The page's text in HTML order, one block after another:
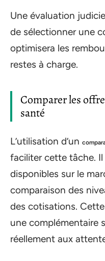
Une évaluation
de sélectionner une
optimisera les
restes à charge.
Comparer les
santé
L’utilisation d’un
faciliter cette tâche.
disponibles sur le
comparaison des
des cotisations.
une complémentaire
réellement aux